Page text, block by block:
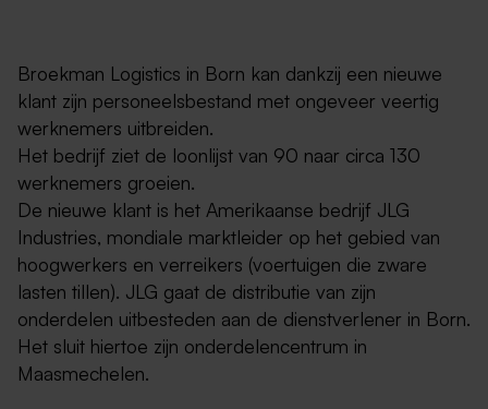
Broekman Logistics in Born kan dankzij een nieuwe
klant zijn personeelsbestand met ongeveer veertig
werknemers uitbreiden.
Het bedrijf ziet de loonlijst van 90 naar circa 130
werknemers groeien.
De nieuwe klant is het Amerikaanse bedrijf JLG
Industries, mondiale marktleider op het gebied van
hoogwerkers en verreikers (voertuigen die zware
lasten tillen). JLG gaat de distributie van zijn
onderdelen uitbesteden aan de dienstverlener in Born.
Het sluit hiertoe zijn onderdelencentrum in
Maasmechelen.